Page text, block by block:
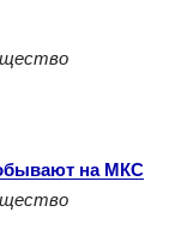
на МКС